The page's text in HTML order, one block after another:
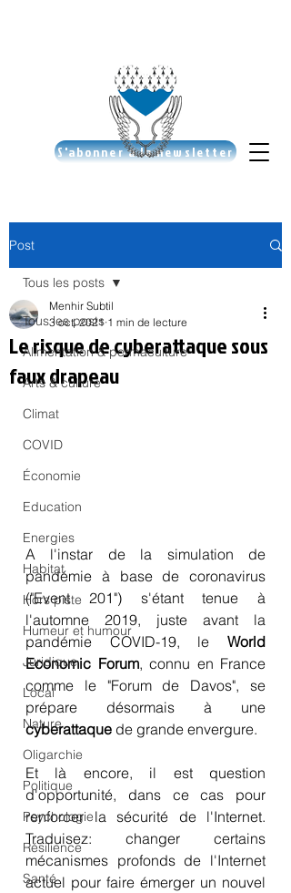
S'abonner à la newsletter
Post
Tous les posts
Alimentation & permaculture
Arts & culture
Climat
COVID
Économie
Education
Energies
Habitat
Hors piste
Humeur et humour
Juridique
Local
Nature
Oligarchie
Politique
Psychologie
Résilience
Santé
Tous les posts
Le risque de cyberattaque sous
faux drapeau
Menhir Subtil
3 oct. 2021 1 min de lecture
A l'instar de la simulation de
pandémie à base de coronavirus
("Event 201") s'étant tenue à
l'automne 2019, juste avant la
pandémie COVID-19, le World
Economic Forum, connu en France
comme le "Forum de Davos", se
cyberattaque de grande envergure.
Et là encore, il est question
d'opportunité, dans ce cas pour
renforcer la sécurité de l'Internet.
Traduisez: changer certains
mécanismes profonds de l'Internet
actuel pour faire émerger un nouvel